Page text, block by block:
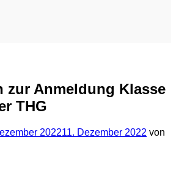
zur Anmeldung Klasse
THG
202211. Dezember 2022 von